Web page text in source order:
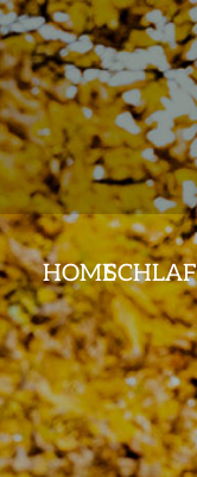
HOME